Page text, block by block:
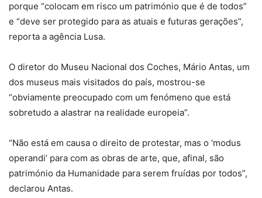
porque “colocam em risco um património que é de todos”
e “deve ser protegido para as atuais e futuras gerações”,
reporta a agência Lusa.
O diretor do Museu Nacional dos Coches, Mário Antas, um
dos museus mais visitados do país, mostrou-se
“obviamente preocupado com um fenómeno que está
sobretudo a alastrar na realidade europeia”.
“Não está em causa o direito de protestar, mas o ‘modus
operandi’ para com as obras de arte, que, afinal, são
património da Humanidade para serem fruídas por todos”,
declarou Antas.